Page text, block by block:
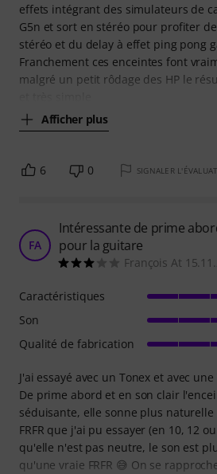
effets intégrant des simulateurs de
G5n et sort en stéréo pour profiter
stéréo et du delay à effet ping pong
Franchement ces enceintes font
malgré un petit rôdage des HP le
Afficher plus
6 0 SIGNALER
FA
Intéressante de prime
pour la guitare
François At
J'ai essayé avec un Tonex et avec une
De prime abord et en son clair
séduisante, elle sonne plus
FRFR que j'ai pu essayer (en 10, 12
qu'elle n'est pas neutre, le son est
qu'une vraie FRFR 😅 On se
Caractéristiques
Son
Qualité de fabrication